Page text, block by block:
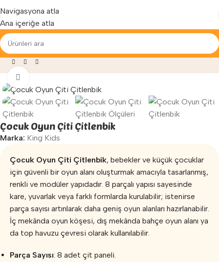
Navigasyona atla
Ana içeriğe atla
Yenilenen arayüzümüz ile hizmetinizdeyiz...
» Anaokulu Malzemeleri
Çocuk Oyun Çiti Çitlenbik
Marka: King Kids
Çocuk Oyun Çiti Çitlenbik, bebekler ve küçük çocuklar
için güvenli bir oyun alanı oluşturmak amacıyla tasarlanmış,
renkli ve modüler yapıdadır. 8 parçalı yapısı sayesinde
kare, yuvarlak veya farklı formlarda kurulabilir; istenirse
parça sayısı artırılarak daha geniş oyun alanları hazırlanabilir.
İç mekânda oyun köşesi, dış mekânda bahçe oyun alanı ya
da top havuzu çevresi olarak kullanılabilir.
Parça Sayısı: 8 adet çit paneli.